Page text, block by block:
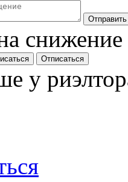
у